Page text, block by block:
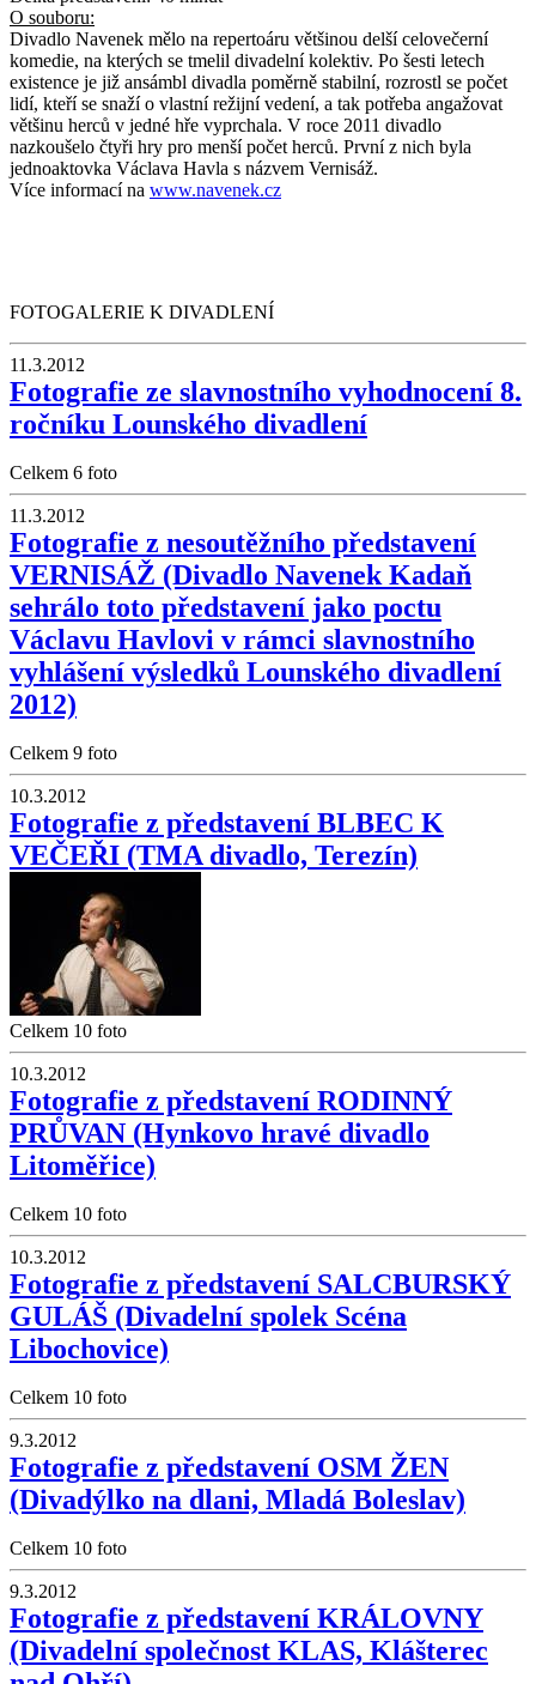
O souboru:
Divadlo Navenek mělo na repertoáru většinou delší celovečerní
komedie, na kterých se tmelil divadelní kolektiv. Po šesti letech
existence je již ansámbl divadla poměrně stabilní, rozrostl se počet
lidí, kteří se snaží o vlastní režijní vedení, a tak potřeba angažovat
většinu herců v jedné hře vyprchala. V roce 2011 divadlo
nazkoušelo čtyři hry pro menší počet herců. První z nich byla
jednoaktovka Václava Havla s názvem Vernisáž.
Více informací na www.navenek.cz
FOTOGALERIE K DIVADLENÍ
11.3.2012
Fotografie ze slavnostního vyhodnocení 8.
ročníku Lounského divadlení
Celkem 6 foto
11.3.2012
Fotografie z nesoutěžního představení
VERNISÁŽ (Divadlo Navenek Kadaň
sehrálo toto představení jako poctu
Václavu Havlovi v rámci slavnostního
vyhlášení výsledků Lounského divadlení
2012)
Celkem 9 foto
10.3.2012
Fotografie z představení BLBEC K
VEČEŘI (TMA divadlo, Terezín)
Celkem 10 foto
10.3.2012
Fotografie z představení RODINNÝ
PRŮVAN (Hynkovo hravé divadlo
Litoměřice)
Celkem 10 foto
10.3.2012
Fotografie z představení SALCBURSKÝ
GULÁŠ (Divadelní spolek Scéna
Libochovice)
Celkem 10 foto
9.3.2012
Fotografie z představení OSM ŽEN
(Divadýlko na dlani, Mladá Boleslav)
Celkem 10 foto
9.3.2012
Fotografie z představení KRÁLOVNY
(Divadelní společnost KLAS, Klášterec